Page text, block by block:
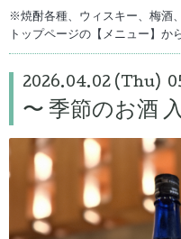
※焼酎各種、ウィスキー、梅酒
トップページの【メニュー】か
2026.04.02 (Thu)
〜 季節のお酒